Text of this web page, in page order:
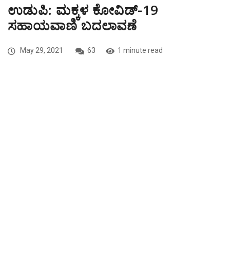
ಉಡುಪಿ: ಮಕ್ಕಳ ಕೋವಿಡ್-19
ಸಹಾಯವಾಣಿ ಬದಲಾವಣೆ
May 29, 2021 63 1 minute read